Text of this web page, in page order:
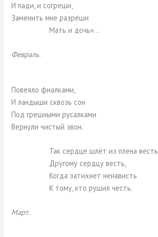
И пади, и согреши,
Заменить мне разреши
Мать и дочь»…
Февраль.
Повеяло фиалками,
И ландыши сквозь сон
Под грешными русалками
Вернули чистый звон.
Так сердце шлёт из плена весть
Другому сердцу весть,
Когда затихнет ненависть
К тому, кто рушил честь.
Март.